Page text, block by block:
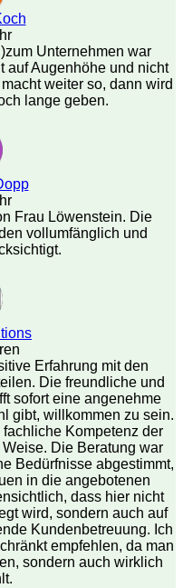
Unternehmen war
auf Augenhöhe und nicht
weiter so, dann wird
lange geben.
Frau Löwenstein. Die
vollumfänglich und
Erfahrung mit den
Die freundliche und
sofort eine angenehme
gibt, willkommen zu sein.
Kompetenz der
Die Beratung war
Bedürfnisse abgestimmt,
in die angebotenen
dass hier nicht
wird, sondern auch auf
Kundenbetreuung. Ich
empfehlen, da man
sondern auch wirklich